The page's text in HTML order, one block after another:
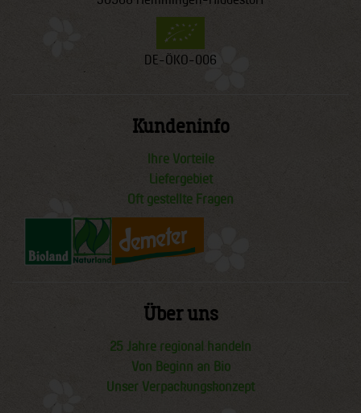
DE-ÖKO-006
Kundeninfo
Ihre Vorteile
Liefergebiet
Oft gestellte Fragen
Über uns
25 Jahre regional handeln
Von Beginn an Bio
Unser Verpackungskonzept